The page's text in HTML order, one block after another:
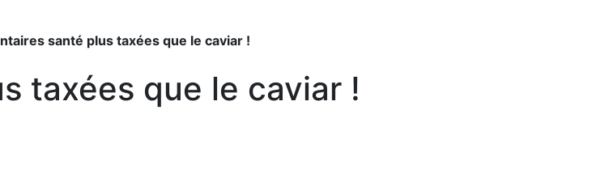
santé plus taxées que le caviar !
taxées que le caviar !